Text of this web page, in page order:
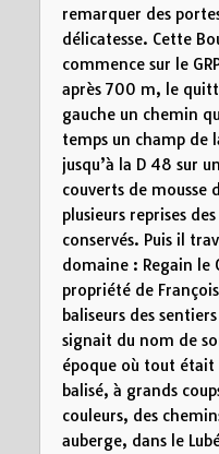
remarquer des
délicatesse. Cette
commence sur le
après 700 m, le
gauche un chemin
temps un champ de
jusqu’à la D 48 sur
couverts de mousse
plusieurs reprises
conservés. Puis il
domaine : Regain le
propriété de
baliseurs des
signait du nom de
époque où tout
balisé, à grands
couleurs, des
auberge, dans le